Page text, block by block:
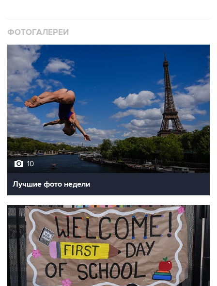
ФОТОГАЛЕРЕИ
10
Лучшие фото недели